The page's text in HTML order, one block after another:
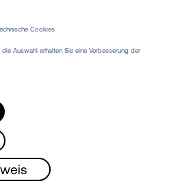
nach dem
die Eintragung im
das dievon 08 bis 15
Cookies
die Auswahl erhalten Sie eine Verbesserung der